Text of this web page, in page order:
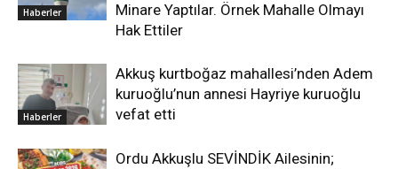
Haberler
Minare Yaptılar. Örnek Mahalle Olmayı
Hak Ettiler
Haberler
Akkuş kurtboğaz mahallesi’nden Adem
kuruoğlu’nun annesi Hayriye kuruoğlu
vefat etti
Ordu Akkuşlu SEVİNDİK Ailesinin;